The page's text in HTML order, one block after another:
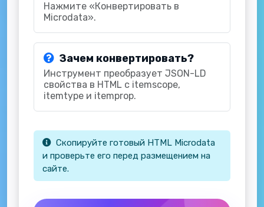
Нажмите «Конвертировать в
Microdata».
Зачем конвертировать?
Инструмент преобразует JSON-LD
свойства в HTML с itemscope,
itemtype и itemprop.
Скопируйте готовый HTML Microdata
и проверьте его перед размещением на
сайте.